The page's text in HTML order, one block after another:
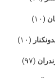
(۱۰)
(۱۰)
(۹۷)